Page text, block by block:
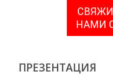
НАМИ
ПРЕЗЕНТАЦИЯ